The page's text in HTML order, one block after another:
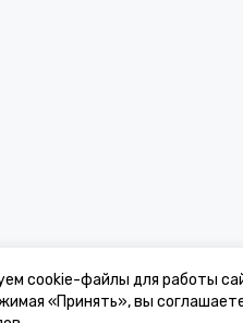
cookie-файлы для работы
«Принять», вы